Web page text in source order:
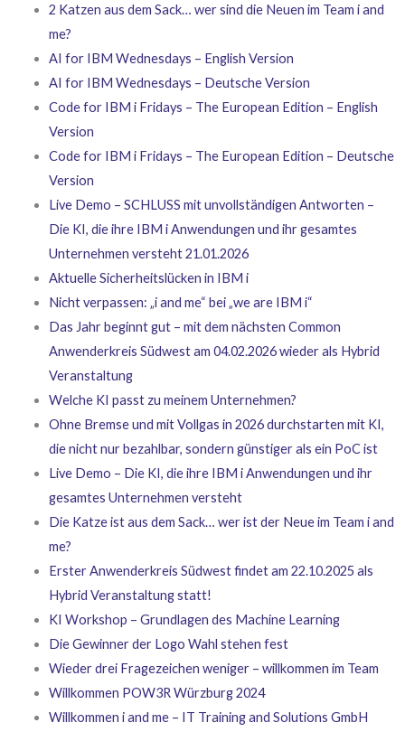
2 Katzen aus dem Sack… wer sind die Neuen im Team i and
me?
AI for IBM Wednesdays – English Version
AI for IBM Wednesdays – Deutsche Version
Code for IBM i Fridays – The European Edition – English
Version
Code for IBM i Fridays – The European Edition – Deutsche
Version
Live Demo – SCHLUSS mit unvollständigen Antworten –
Die KI, die ihre IBM i Anwendungen und ihr gesamtes
Unternehmen versteht 21.01.2026
Aktuelle Sicherheitslücken in IBM i
Nicht verpassen: „i and me“ bei „we are IBM i“
Das Jahr beginnt gut – mit dem nächsten Common
Anwenderkreis Südwest am 04.02.2026 wieder als Hybrid
Veranstaltung
Welche KI passt zu meinem Unternehmen?
Ohne Bremse und mit Vollgas in 2026 durchstarten mit KI,
die nicht nur bezahlbar, sondern günstiger als ein PoC ist
Live Demo – Die KI, die ihre IBM i Anwendungen und ihr
gesamtes Unternehmen versteht
Die Katze ist aus dem Sack… wer ist der Neue im Team i and
me?
Erster Anwenderkreis Südwest findet am 22.10.2025 als
Hybrid Veranstaltung statt!
KI Workshop – Grundlagen des Machine Learning
Die Gewinner der Logo Wahl stehen fest
Wieder drei Fragezeichen weniger – willkommen im Team
Willkommen POW3R Würzburg 2024
Willkommen i and me – IT Training and Solutions GmbH